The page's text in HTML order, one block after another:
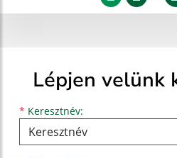
Lépjen velünk
* Keresztnév:
Keresztnév
Vezetéknév
E-mail cím